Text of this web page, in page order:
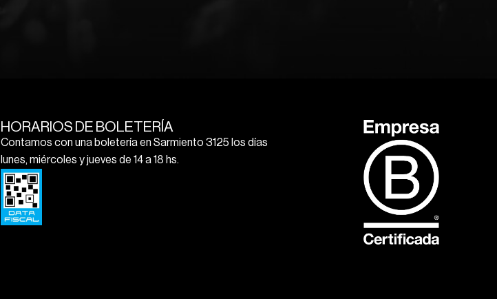
HORARIOS DE BOLETERÍA
Contamos con una boletería en Sarmiento 3125 los días
lunes, miércoles y jueves de 14 a 18 hs.